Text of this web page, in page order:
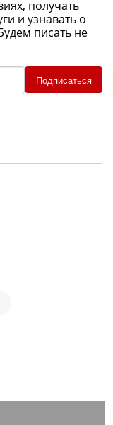
получать
и узнавать о
писать не
Подписаться